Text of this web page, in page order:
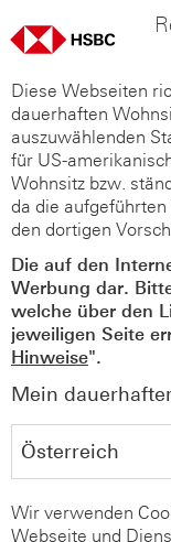
Diese Webseiten
dauerhaften
auszuwählenden
für US-
Wohnsitz bzw.
da die
den dortigen
Die auf den
Werbung dar.
welche über den
jeweiligen Seite
Hinweise".
Mein
Wir verwenden
Webseite und